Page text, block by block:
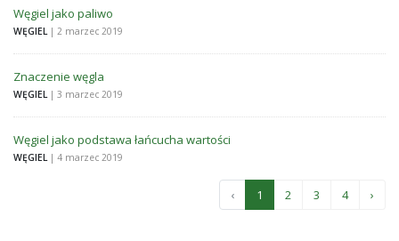
Węgiel jako paliwo
WĘGIEL | 2 marzec 2019
Znaczenie węgla
WĘGIEL | 3 marzec 2019
Węgiel jako podstawa łańcucha wartości
WĘGIEL | 4 marzec 2019
‹ 1 2 3 4 ›